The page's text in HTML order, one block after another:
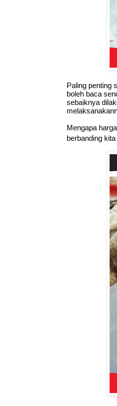
Paling penting
boleh baca
sebaiknya
Mengapa
berbanding